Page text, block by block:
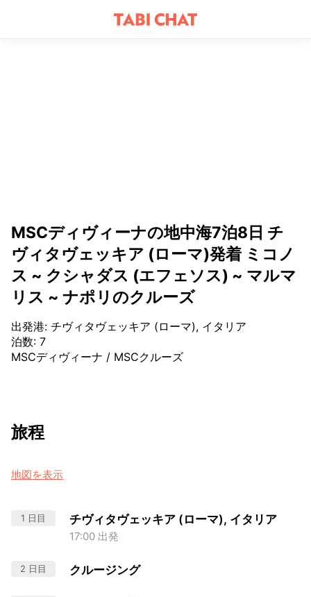
MSCディヴィーナの地中海7泊8日 チ
ヴィタヴェッキア (ローマ)発着 ミコノ
ス ~ クシャダス (エフェソス) ~ マルマ
リス ~ ナポリのクルーズ
出発港: チヴィタヴェッキア (ローマ), イタリア
泊数: 7
MSCディヴィーナ / MSCクルーズ
旅程
地図を表示
1 日目 チヴィタヴェッキア (ローマ), イタリア
17:00 出発
2 日目 クルージング